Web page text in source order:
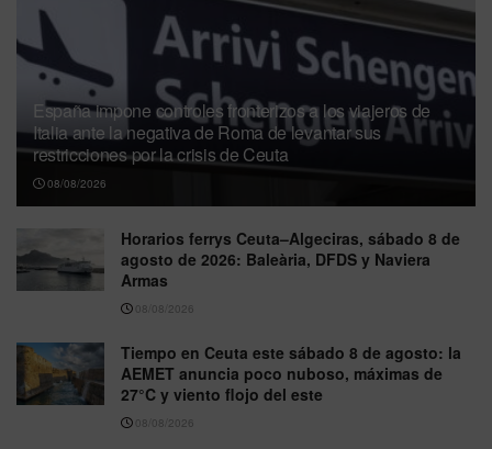
España impone controles fronterizos a los viajeros de
Italia ante la negativa de Roma de levantar sus
restricciones por la crisis de Ceuta
08/08/2026
Horarios ferrys Ceuta–Algeciras, sábado 8 de
agosto de 2026: Baleària, DFDS y Naviera
Armas
08/08/2026
Tiempo en Ceuta este sábado 8 de agosto: la
AEMET anuncia poco nuboso, máximas de
27°C y viento flojo del este
08/08/2026